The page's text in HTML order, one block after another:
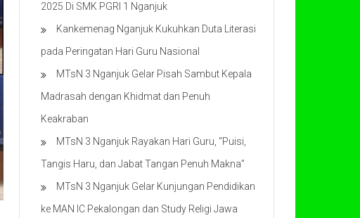
2025 Di SMK PGRI 1 Nganjuk
Kankemenag Nganjuk Kukuhkan Duta Literasi
pada Peringatan Hari Guru Nasional
MTsN 3 Nganjuk Gelar Pisah Sambut Kepala
Madrasah dengan Khidmat dan Penuh
Keakraban
MTsN 3 Nganjuk Rayakan Hari Guru, “Puisi,
Tangis Haru, dan Jabat Tangan Penuh Makna”
MTsN 3 Nganjuk Gelar Kunjungan Pendidikan
ke MAN IC Pekalongan dan Study Religi Jawa